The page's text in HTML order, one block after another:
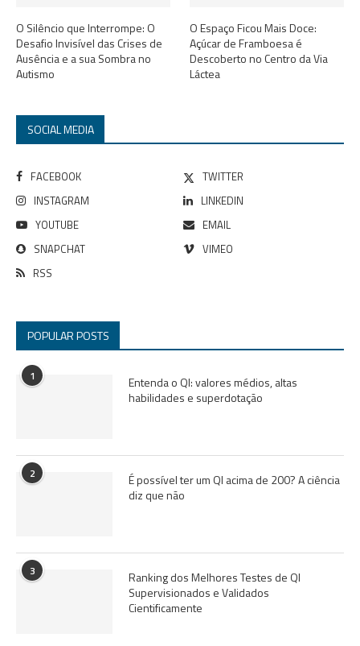
O Silêncio que Interrompe: O
Desafio Invisível das Crises de
Ausência e a sua Sombra no
Autismo
O Espaço Ficou Mais Doce:
Açúcar de Framboesa é
Descoberto no Centro da Via
Láctea
SOCIAL MEDIA
FACEBOOK
TWITTER
INSTAGRAM
LINKEDIN
YOUTUBE
EMAIL
SNAPCHAT
VIMEO
RSS
POPULAR POSTS
1
Entenda o QI: valores médios, altas
habilidades e superdotação
2
É possível ter um QI acima de 200? A ciência
diz que não
3
Ranking dos Melhores Testes de QI
Supervisionados e Validados
Cientificamente